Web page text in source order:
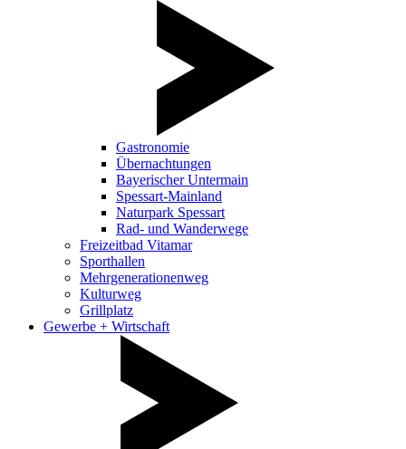
Gastronomie
Übernachtungen
Bayerischer Untermain
Spessart-Mainland
Naturpark Spessart
Rad- und Wanderwege
Freizeitbad Vitamar
Sporthallen
Mehrgenerationenweg
Kulturweg
Grillplatz
Gewerbe + Wirtschaft